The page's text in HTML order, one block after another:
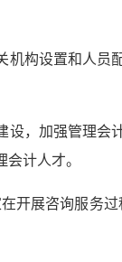
构设置和人
，加强管理
计人才。
开展咨询服务